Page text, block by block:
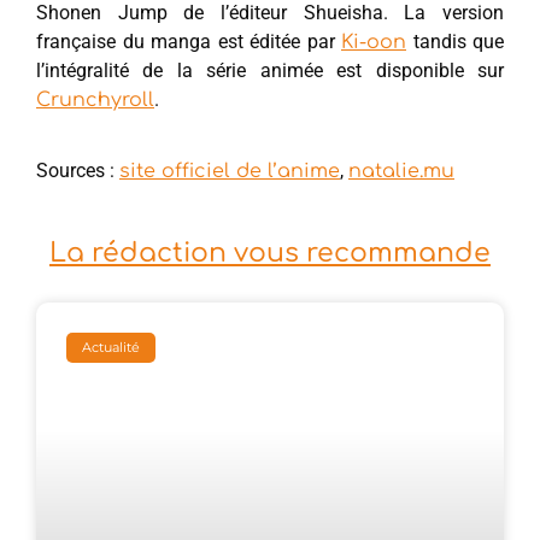
Shonen Jump de l’éditeur Shueisha. La version
française du manga est éditée par Ki-oon tandis que
l’intégralité de la série animée est disponible sur
Crunchyroll.
Sources : site officiel de l’anime, natalie.mu
La rédaction vous recommande
Actualité